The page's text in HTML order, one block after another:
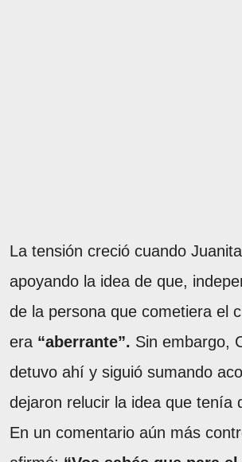
La tensión creció cuando
apoyando la idea de que,
de la persona que cometiera el
era “aberrante”. Sin embargo,
detuvo ahí y siguió sumando
dejaron relucir la idea que tenía
En un comentario aún más